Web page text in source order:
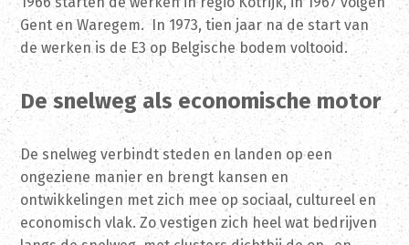
Gent en Waregem. In 1973, tien jaar na de start van
de werken is de E3 op Belgische bodem voltooid.
De snelweg als economische motor
De snelweg verbindt steden en landen op een
ongeziene manier en brengt kansen en
ontwikkelingen met zich mee op sociaal, cultureel en
economisch vlak. Zo vestigen zich heel wat bedrijven